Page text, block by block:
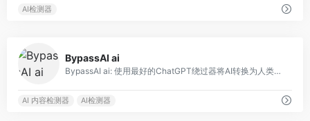
AI检测器
BypassAI ai
BypassAI ai: 使用最好的ChatGPT绕过器将AI转换为人类文本。
AI 内容检测器 AI检测器